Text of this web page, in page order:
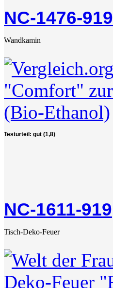
NC-1476-919
Wandkamin
Testurteil: gut (1,8)
NC-1611-919
Tisch-Deko-Feuer